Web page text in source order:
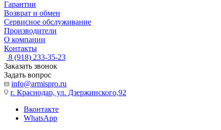
Гарантии
Возврат и обмен
Сервисное обслуживание
Производители
О компании
Контакты
8 (918) 233-35-23
Заказать звонок
Задать вопрос
info@armispro.ru
г. Краснодар, ул. Дзержинского,92
Вконтакте
WhatsApp